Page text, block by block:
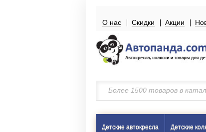
О нас Скидки Акции
Детские автокресла Детские